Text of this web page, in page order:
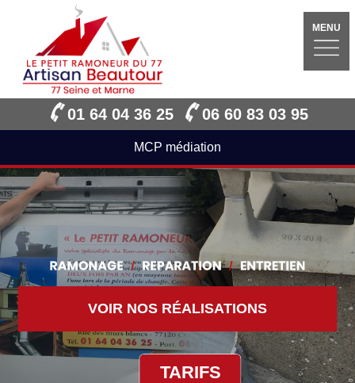
MENU
01 64 04 36 25 06 60 83 03 95
MCP médiation
VOIR NOS RÉALISATIONS
TARIFS